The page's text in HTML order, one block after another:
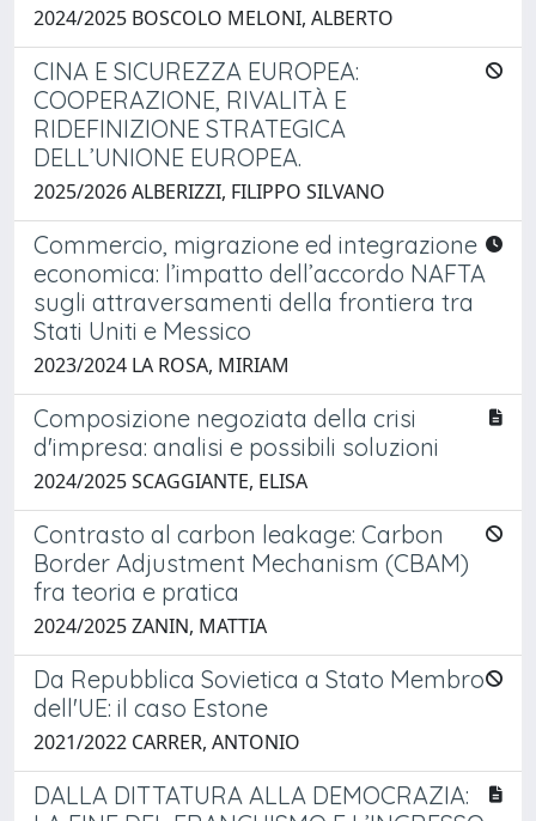
2024/2025 BOSCOLO MELONI, ALBERTO
CINA E SICUREZZA EUROPEA:
COOPERAZIONE, RIVALITÀ E
RIDEFINIZIONE STRATEGICA
DELL’UNIONE EUROPEA.
2025/2026 ALBERIZZI, FILIPPO SILVANO
Commercio, migrazione ed integrazione
economica: l’impatto dell’accordo NAFTA
sugli attraversamenti della frontiera tra
Stati Uniti e Messico
2023/2024 LA ROSA, MIRIAM
Composizione negoziata della crisi
d'impresa: analisi e possibili soluzioni
2024/2025 SCAGGIANTE, ELISA
Contrasto al carbon leakage: Carbon
Border Adjustment Mechanism (CBAM)
fra teoria e pratica
2024/2025 ZANIN, MATTIA
Da Repubblica Sovietica a Stato Membro
dell'UE: il caso Estone
2021/2022 CARRER, ANTONIO
DALLA DITTATURA ALLA DEMOCRAZIA: